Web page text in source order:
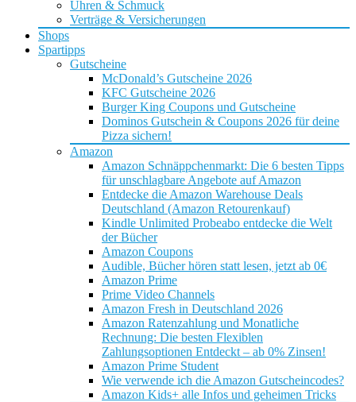
Uhren & Schmuck
Verträge & Versicherungen
Shops
Spartipps
Gutscheine
McDonald’s Gutscheine 2026
KFC Gutscheine 2026
Burger King Coupons und Gutscheine
Dominos Gutschein & Coupons 2026 für deine
Pizza sichern!
Amazon
Amazon Schnäppchenmarkt: Die 6 besten Tipps
für unschlagbare Angebote auf Amazon
Entdecke die Amazon Warehouse Deals
Deutschland (Amazon Retourenkauf)
Kindle Unlimited Probeabo entdecke die Welt
der Bücher
Amazon Coupons
Audible, Bücher hören statt lesen, jetzt ab 0€
Amazon Prime
Prime Video Channels
Amazon Fresh in Deutschland 2026
Amazon Ratenzahlung und Monatliche
Rechnung: Die besten Flexiblen
Zahlungsoptionen Entdeckt – ab 0% Zinsen!
Amazon Prime Student
Wie verwende ich die Amazon Gutscheincodes?
Amazon Kids+ alle Infos und geheimen Tricks